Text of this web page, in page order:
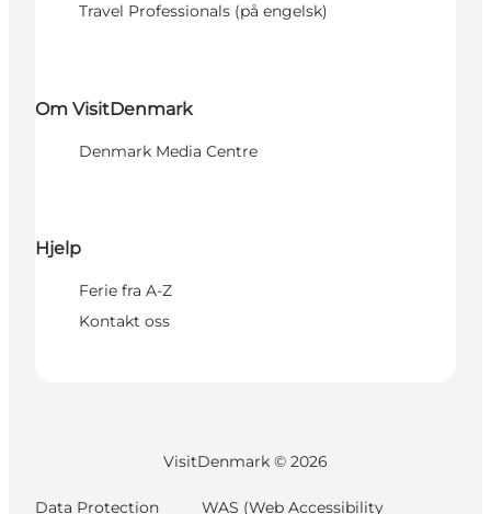
Travel Professionals (på engelsk)
Om VisitDenmark
Denmark Media Centre
Hjelp
Ferie fra A-Z
Kontakt oss
VisitDenmark © 2026
Data Protection WAS (Web Accessibility